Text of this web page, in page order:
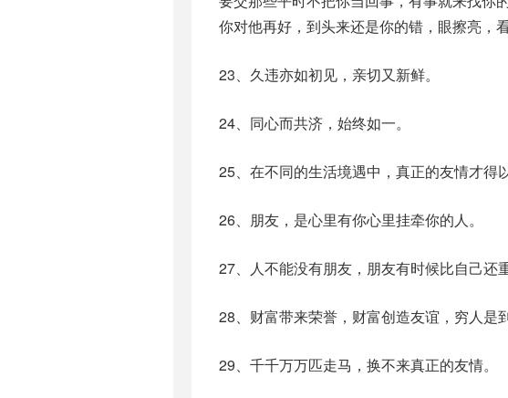
你对他再好，到头来还是你的错，眼擦亮，
23、久违亦如初见，亲切又新鲜。
24、同心而共济，始终如一。
25、在不同的生活境遇中，真正的友情才得
26、朋友，是心里有你心里挂牵你的人。
27、人不能没有朋友，朋友有时候比自己还重
28、财富带来荣誉，财富创造友谊，穷人是
29、千千万万匹走马，换不来真正的友情。